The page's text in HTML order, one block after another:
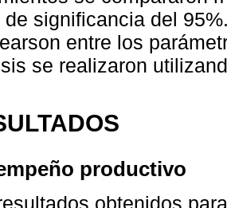
de significancia del
entre los
se realizaron
productivo
obtenidos